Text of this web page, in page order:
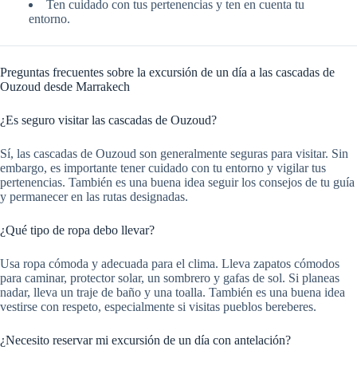
Ten cuidado con tus pertenencias y ten en cuenta tu
entorno.
Preguntas frecuentes sobre la excursión de un día a las cascadas de
Ouzoud desde Marrakech
¿Es seguro visitar las cascadas de Ouzoud?
Sí, las cascadas de Ouzoud son generalmente seguras para visitar. Sin
embargo, es importante tener cuidado con tu entorno y vigilar tus
pertenencias. También es una buena idea seguir los consejos de tu guía
y permanecer en las rutas designadas.
¿Qué tipo de ropa debo llevar?
Usa ropa cómoda y adecuada para el clima. Lleva zapatos cómodos
para caminar, protector solar, un sombrero y gafas de sol. Si planeas
nadar, lleva un traje de baño y una toalla. También es una buena idea
vestirse con respeto, especialmente si visitas pueblos bereberes.
¿Necesito reservar mi excursión de un día con antelación?